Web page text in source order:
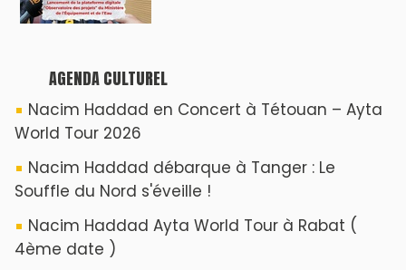
AGENDA CULTUREL
Nacim Haddad en Concert à Tétouan – Ayta
World Tour 2026
Nacim Haddad débarque à Tanger : Le
Souffle du Nord s'éveille !
Nacim Haddad Ayta World Tour à Rabat (
4ème date )